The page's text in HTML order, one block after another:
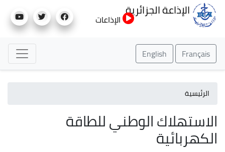
إلى
الإذاعة الجزائرية
الإذاعات
Français
English
الرئيسية
الاستهلاك الوطني للطاقة
الكهربائية